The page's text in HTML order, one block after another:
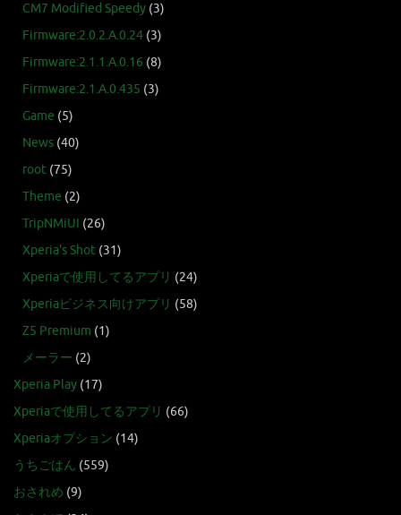
CM7 Modified Speedy (3)
Firmware:2.0.2.A.0.24 (3)
Firmware:2.1.1.A.0.16 (8)
Firmware:2.1.A.0.435 (3)
Game (5)
News (40)
root (75)
Theme (2)
TripNMiUI (26)
Xperia's Shot (31)
Xperiaで使用してるアプリ (24)
Xperiaビジネス向けアプリ (58)
Z5 Premium (1)
メーラー (2)
Xperia Play (17)
Xperiaで使用してるアプリ (66)
Xperiaオプション (14)
うちごはん (559)
おされめ (9)